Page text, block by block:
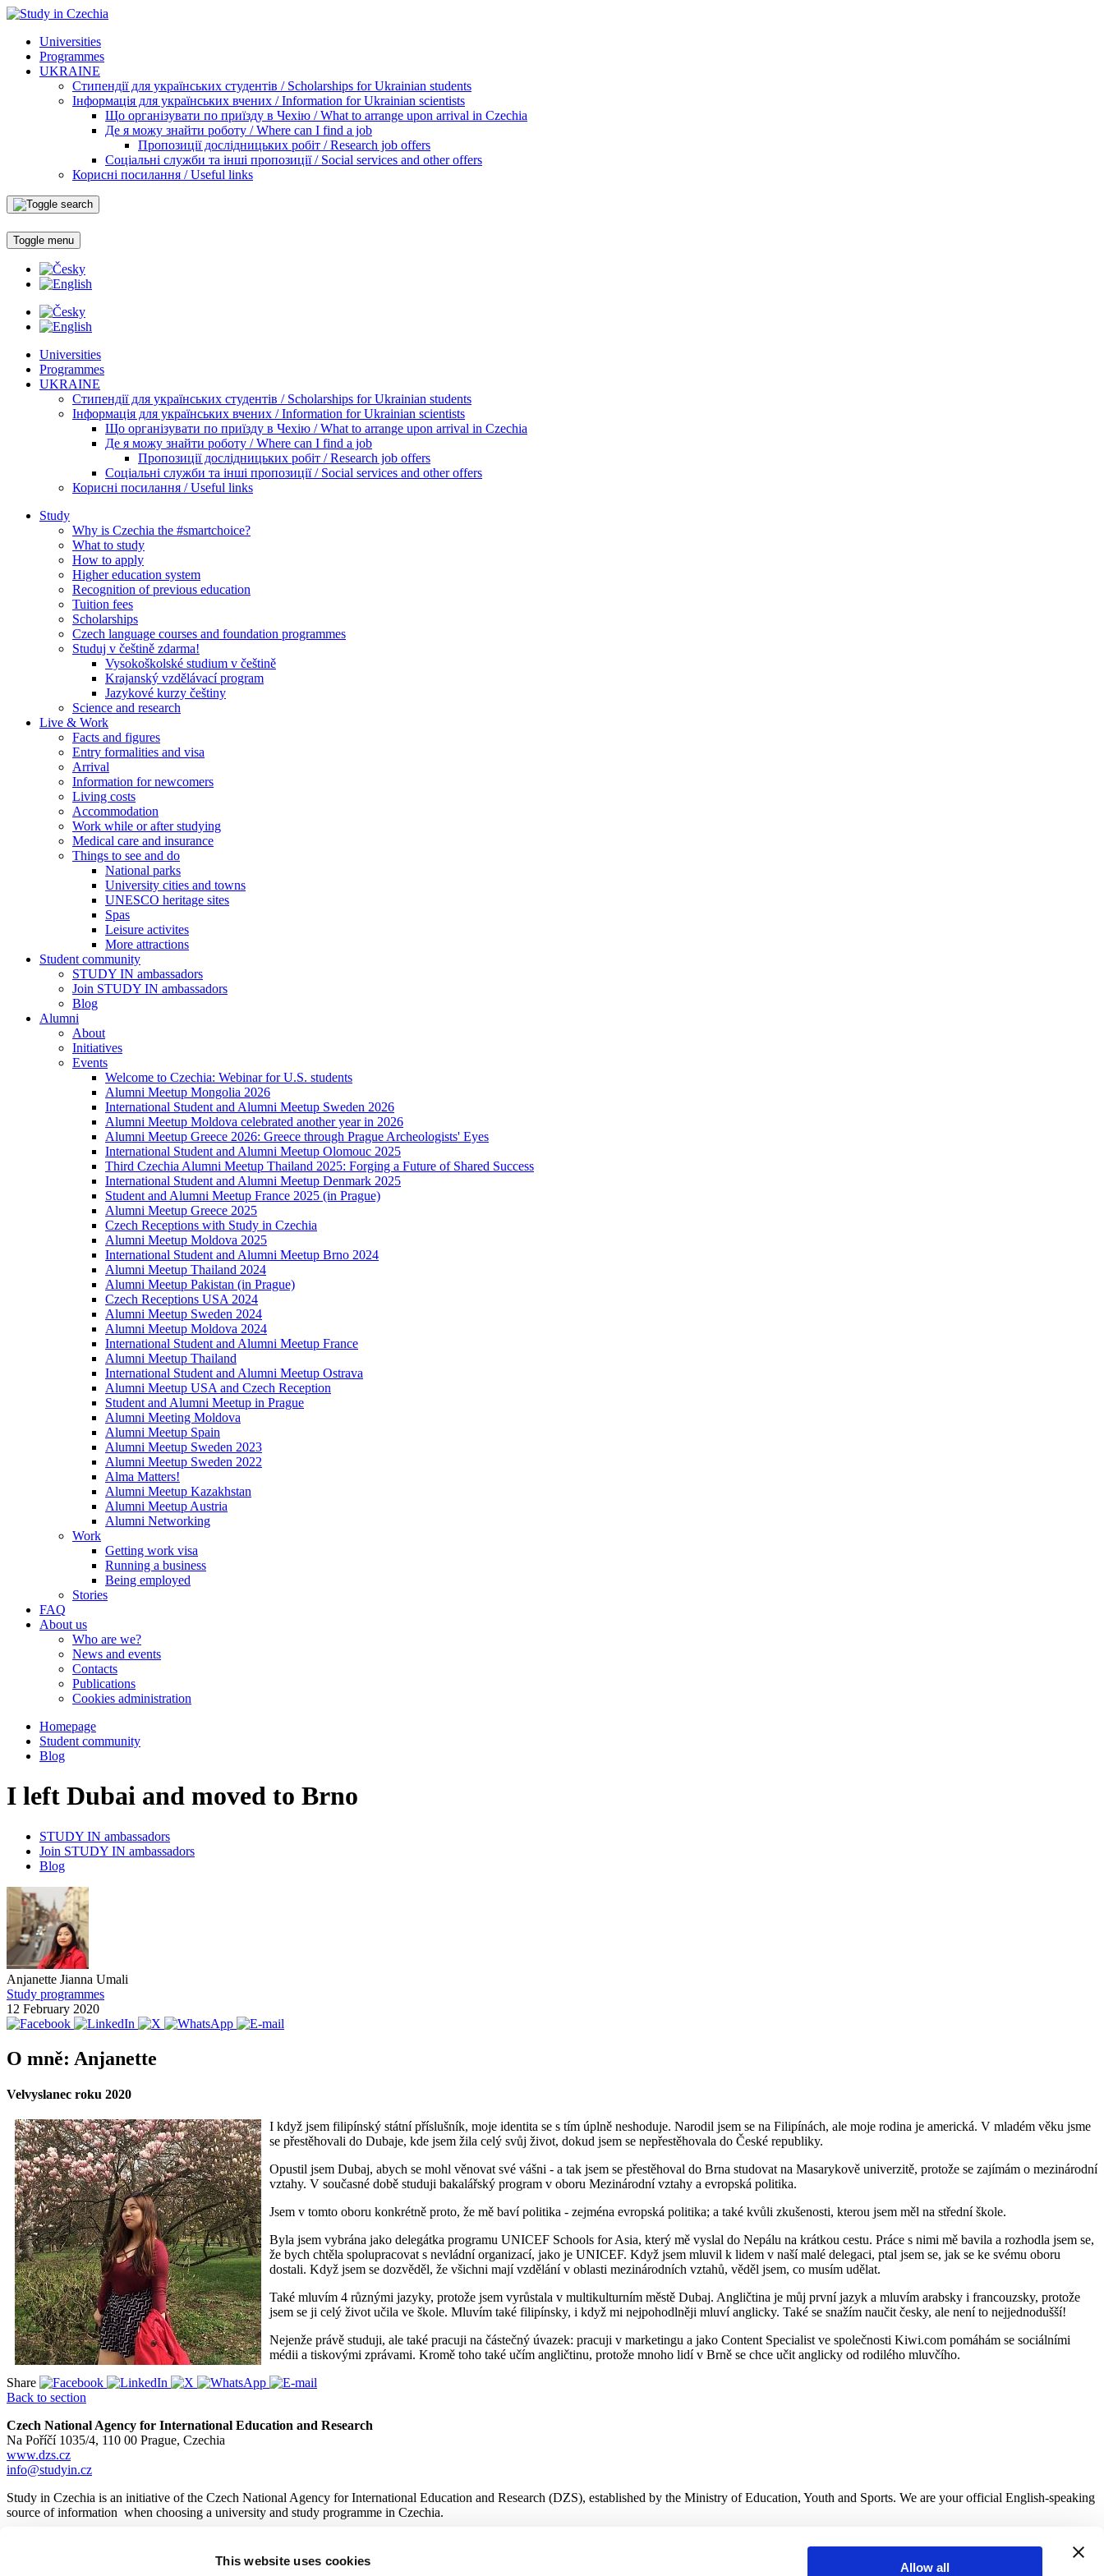
This website uses cookies Allow all
Universities
Programmes
UKRAINE
Стипендії для українських студентів / Scholarships for Ukrainian students
Інформація для українських вчених / Information for Ukrainian scientists
Що організувати по приїзду в Чехію / What to arrange upon arrival in Czechia
Де я можу знайти роботу / Where can I find a job
Пропозиції дослідницьких робіт / Research job offers
Соціальні служби та інші пропозиції / Social services and other offers
Корисні посилання / Useful links
Toggle menu
Universities
Programmes
UKRAINE
Стипендії для українських студентів / Scholarships for Ukrainian students
Інформація для українських вчених / Information for Ukrainian scientists
Що організувати по приїзду в Чехію / What to arrange upon arrival in Czechia
Де я можу знайти роботу / Where can I find a job
Пропозиції дослідницьких робіт / Research job offers
Соціальні служби та інші пропозиції / Social services and other offers
Корисні посилання / Useful links
Study
Why is Czechia the #smartchoice?
What to study
How to apply
Higher education system
Recognition of previous education
Tuition fees
Scholarships
Czech language courses and foundation programmes
Studuj v češtině zdarma!
Vysokoškolské studium v češtině
Krajanský vzdělávací program
Jazykové kurzy češtiny
Science and research
Live & Work
Facts and figures
Entry formalities and visa
Arrival
Information for newcomers
Living costs
Accommodation
Work while or after studying
Medical care and insurance
Things to see and do
National parks
University cities and towns
UNESCO heritage sites
Spas
Leisure activites
More attractions
Student community
STUDY IN ambassadors
Join STUDY IN ambassadors
Blog
Alumni
About
Initiatives
Events
Welcome to Czechia: Webinar for U.S. students
Alumni Meetup Mongolia 2026
International Student and Alumni Meetup Sweden 2026
Alumni Meetup Moldova celebrated another year in 2026
Alumni Meetup Greece 2026: Greece through Prague Archeologists' Eyes
International Student and Alumni Meetup Olomouc 2025
Third Czechia Alumni Meetup Thailand 2025: Forging a Future of Shared Success
International Student and Alumni Meetup Denmark 2025
Student and Alumni Meetup France 2025 (in Prague)
Alumni Meetup Greece 2025
Czech Receptions with Study in Czechia
Alumni Meetup Moldova 2025
International Student and Alumni Meetup Brno 2024
Alumni Meetup Thailand 2024
Alumni Meetup Pakistan (in Prague)
Czech Receptions USA 2024
Alumni Meetup Sweden 2024
Alumni Meetup Moldova 2024
International Student and Alumni Meetup France
Alumni Meetup Thailand
International Student and Alumni Meetup Ostrava
Alumni Meetup USA and Czech Reception
Student and Alumni Meetup in Prague
Alumni Meeting Moldova
Alumni Meetup Spain
Alumni Meetup Sweden 2023
Alumni Meetup Sweden 2022
Alma Matters!
Alumni Meetup Kazakhstan
Alumni Meetup Austria
Alumni Networking
Work
Getting work visa
Running a business
Being employed
Stories
FAQ
About us
Who are we?
News and events
Contacts
Publications
Cookies administration
Homepage
Student community
Blog
I left Dubai and moved to Brno
STUDY IN ambassadors
Join STUDY IN ambassadors
Blog
Anjanette Jianna Umali
Study programmes
12 February 2020
O mně: Anjanette
Velvyslanec roku 2020
I když jsem filipínský státní příslušník, moje identita se s tím úplně neshoduje. Narodil jsem se na Filipínách, ale moje rodina je americká. V mladém věku jsme
se přestěhovali do Dubaje, kde jsem žila celý svůj život, dokud jsem se nepřestěhovala do České republiky.
Opustil jsem Dubaj, abych se mohl věnovat své vášni - a tak jsem se přestěhoval do Brna studovat na Masarykově univerzitě, protože se zajímám o mezinárodní
vztahy. V současné době studuji bakalářský program v oboru Mezinárodní vztahy a evropská politika.
Jsem v tomto oboru konkrétně proto, že mě baví politika - zejména evropská politika; a také kvůli zkušenosti, kterou jsem měl na střední škole.
Byla jsem vybrána jako delegátka programu UNICEF Schools for Asia, který mě vyslal do Nepálu na krátkou cestu. Práce s nimi mě bavila a rozhodla jsem se,
že bych chtěla spolupracovat s nevládní organizací, jako je UNICEF. Když jsem mluvil k lidem v naší malé delegaci, ptal jsem se, jak se ke svému oboru
dostali. Když jsem se dozvěděl, že všichni mají vzdělání v oblasti mezinárodních vztahů, věděl jsem, co musím udělat.
Také mluvím 4 různými jazyky, protože jsem vyrůstala v multikulturním městě Dubaj. Angličtina je můj první jazyk a mluvím arabsky i francouzsky, protože
jsem se ji celý život učila ve škole. Mluvím také filipínsky, i když mi nejpohodlněji mluví anglicky. Také se snažím naučit česky, ale není to nejjednodušší!
Nejenže právě studuji, ale také pracuji na částečný úvazek: pracuji v marketingu a jako Content Specialist ve společnosti Kiwi.com pomáhám se sociálními
médii a tiskovými zprávami. Kromě toho také učím angličtinu, protože mnoho lidí v Brně se chce učit anglicky od rodilého mluvčího.
Share
Back to section
Czech National Agency for International Education and Research
Na Poříčí 1035/4, 110 00 Prague, Czechia
www.dzs.cz
info@studyin.cz
Study in Czechia is an initiative of the Czech National Agency for International Education and Research (DZS), established by the Ministry of Education, Youth and Sports. We are your official English-speaking
source of information when choosing a university and study programme in Czechia.
Czech National Agency for International Education and Research